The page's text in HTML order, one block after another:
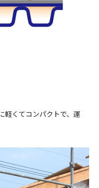
軽くてコンパクトで、運